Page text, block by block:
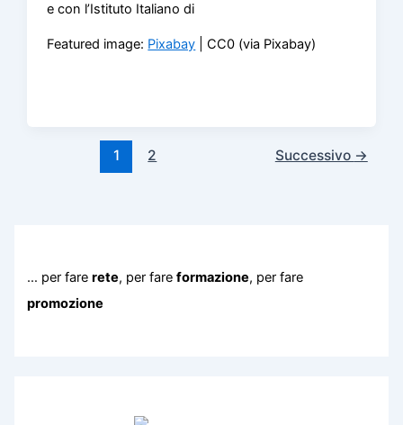
e con l’Istituto Italiano di
Featured image: Pixabay | CC0 (via Pixabay)
1 2 Successivo →
… per farerete, per fareformazione, per fare
promozione